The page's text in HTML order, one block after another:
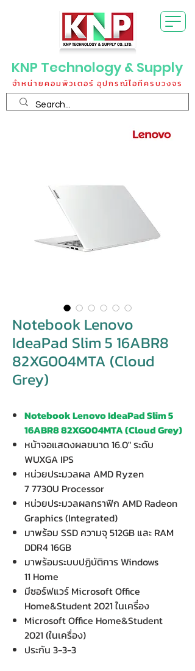
KNP Technology & Supply
จำหน่ายคอมพิวเตอร์ อุปกรณ์ไอทีครบวงจร
Notebook Lenovo
IdeaPad Slim 5 16ABR8
82XG004MTA (Cloud
Grey)
Notebook Lenovo IdeaPad Slim 5
16ABR8 82XG004MTA (Cloud Grey)
หน้าจอแสดงผลขนาด 16.0" ระดับ
WUXGA IPS
หน่วยประมวลผล AMD Ryzen
7 7730U Processor
หน่วยประมวลผลกราฟิก AMD Radeon
Graphics (Integrated)
มาพร้อม SSD ความจุ 512GB และ RAM
DDR4 16GB
มาพร้อมระบบปฏิบัติการ Windows
11 Home
มีซอร์ฟแวร์ Microsoft Office
Home&Student 2021 ในเครื่อง
Microsoft Office Home&Student
2021 (ในเครื่อง)
ประกัน 3-3-3